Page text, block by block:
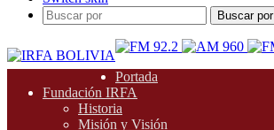
Buscar por
Portada
Fundación IRFA
Historia
Misión y Visión